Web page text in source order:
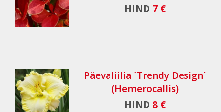
HIND 7 €
Päevaliilia ´Trendy Design´
(Hemerocallis)
HIND 8 €